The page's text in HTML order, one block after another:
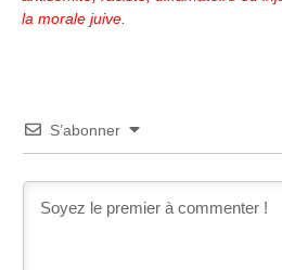
la morale juive.
S’abonner